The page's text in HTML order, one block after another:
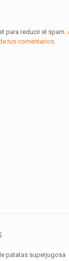
para reducir el spam.
tus comentarios.
patatas superjugosa